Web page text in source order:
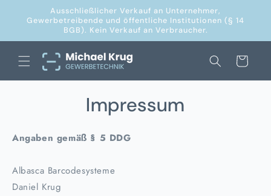
Inhalt
Ausschließlicher Verkauf an Unternehmer,
Gewerbetreibende und öffentliche Institutionen (§ 14
BGB). Kein Verkauf an Verbraucher.
Warenkorb
Impressum
Angaben gemäß § 5 DDG
Albasca Barcodesysteme
Daniel Krug